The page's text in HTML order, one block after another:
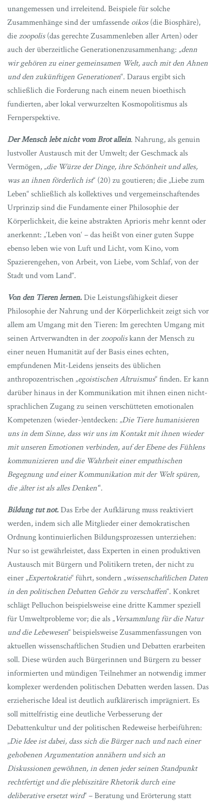
unangemessen und irreleitend. Beispiele für solche
Zusammenhänge sind der umfassende oikos(die Biosphäre),
diezoopolis(das gerechte Zusammenleben aller Arten) oder
auch der überzeitliche Generationenzusammenhang: „denn
wir gehören zu einer gemeinsamen Welt, auch mit den Ahnen
und den zukünftigen Generationen“. Daraus ergibt sich
schließlich die Forderung nach einem neuen bioethisch
fundierten, aber lokal verwurzelten Kosmopolitismus als
Fernperspektive.
Der Mensch lebt nicht vom Brot allein. Nahrung, als genuin
lustvoller Austausch mit der Umwelt; der Geschmack als
Vermögen, „die Würze der Dinge, ihre Schönheit und alles,
was an ihnen förderlich ist“ (20) zu goutieren; die „Liebe zum
Leben“ schließlich als kollektives und vergemeinschaftendes
Urprinzip sind die Fundamente einer Philosophie der
Körperlichkeit, die keine abstrakten Aprioris mehr kennt oder
anerkennt: „‘Leben von‘ – das heißt von einer guten Suppe
ebenso leben wie von Luft und Licht, vom Kino, vom
Spazierengehen, von Arbeit, von Liebe, vom Schlaf, von der
Stadt und vom Land“.
Von den Tieren lernen.Die Leistungsfähigkeit dieser
Philosophie der Nahrung und der Körperlichkeit zeigt sich vor
allem am Umgang mit den Tieren: Im gerechten Umgang mit
seinen Artverwandten in derzoopoliskann der Mensch zu
einer neuen Humanität auf der Basis eines echten,
empfundenen Mit-Leidens jenseits des üblichen
anthropozentrischen „egoistischen Altruismus“ finden. Er kann
darüber hinaus in der Kommunikation mit ihnen einen nicht-
sprachlichen Zugang zu seinen verschütteten emotionalen
Kompetenzen (wieder-)entdecken: „Die Tiere humanisieren
uns in dem Sinne, dass wir uns im Kontakt mit ihnen wieder
mit unseren Emotionen verbinden, auf der Ebene des Fühlens
kommunizieren und die Wahrheit einer empathischen
Begegnung und einer Kommunikation mit der Welt spüren,
die ‚älter ist als alles Denken‘“.
Bildung tut not.Das Erbe der Aufklärung muss reaktiviert
werden, indem sich alle Mitglieder einer demokratischen
Ordnung kontinuierlichen Bildungsprozessen unterziehen:
Nur so ist gewährleistet, dass Experten in einen produktiven
Austausch mit Bürgern und Politikern treten, der nicht zu
einer „Expertokratie“ führt, sondern „wissenschaftlichen Daten
in den politischen Debatten Gehör zu verschaffen“. Konkret
schlägt Pelluchon beispielsweise eine dritte Kammer speziell
für Umweltprobleme vor; die als „Versammlung für die Natur
und die Lebewesen“ beispielsweise Zusammenfassungen von
aktuellen wissenschaftlichen Studien und Debatten erarbeiten
soll. Diese würden auch Bürgerinnen und Bürgern zu besser
informierten und mündigen Teilnehmer an notwendig immer
komplexer werdenden politischen Debatten werden lassen. Das
erzieherische Ideal ist deutlich aufklärerisch imprägniert. Es
soll mittelfristig eine deutliche Verbesserung der
Debattenkultur und der politischen Redeweise herbeiführen:
„Die Idee ist dabei, dass sich die Bürger nach und nach einer
gehobenen Argumentation annähern und sich an
Diskussionen gewöhnen, in denen jeder seinen Standpunkt
rechtfertigt und die plebiszitäre Rhetorik durch eine
deliberative ersetzt wird“ – Beratung und Erörterung statt